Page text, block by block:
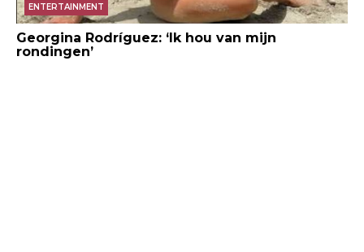
ENTERTAINMENT
Georgina Rodríguez: ‘Ik hou van mijn
rondingen’